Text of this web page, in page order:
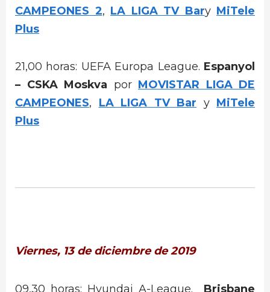
CAMPEONES 2, LA LIGA TV Bary MiTele
Plus
21,00 horas: UEFA Europa League. Espanyol
– CSKA Moskva por MOVISTAR LIGA DE
CAMPEONES, LA LIGA TV Bar y MiTele
Plus
Viernes, 13 de diciembre de 2019
09,30 horas: Hyundai A-League. Brisbane